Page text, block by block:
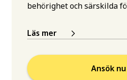
behörighet och särskilda
Läs mer
Ansök nu